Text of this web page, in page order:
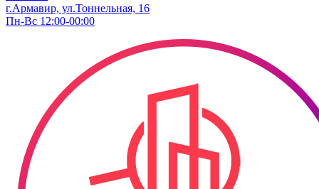
г.Армавир, ул.Тоннельная, 16
Пн-Вс 12:00-00:00